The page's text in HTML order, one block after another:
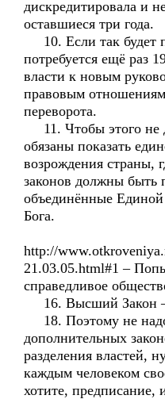
дискредитировала и
оставшиеся три года.
10. Если так будет
потребуется ещё раз
власти к новым
правовым
переворота.
11. Чтобы этого не
обязаны показать
возрождения страны,
законов должны
объединённые
Бога.
http://
21.03.05.html#1 –
справедливое
16. Высший Закон
18. Поэтому не
дополнительных
разделения властей,
каждым человеком
хотите,